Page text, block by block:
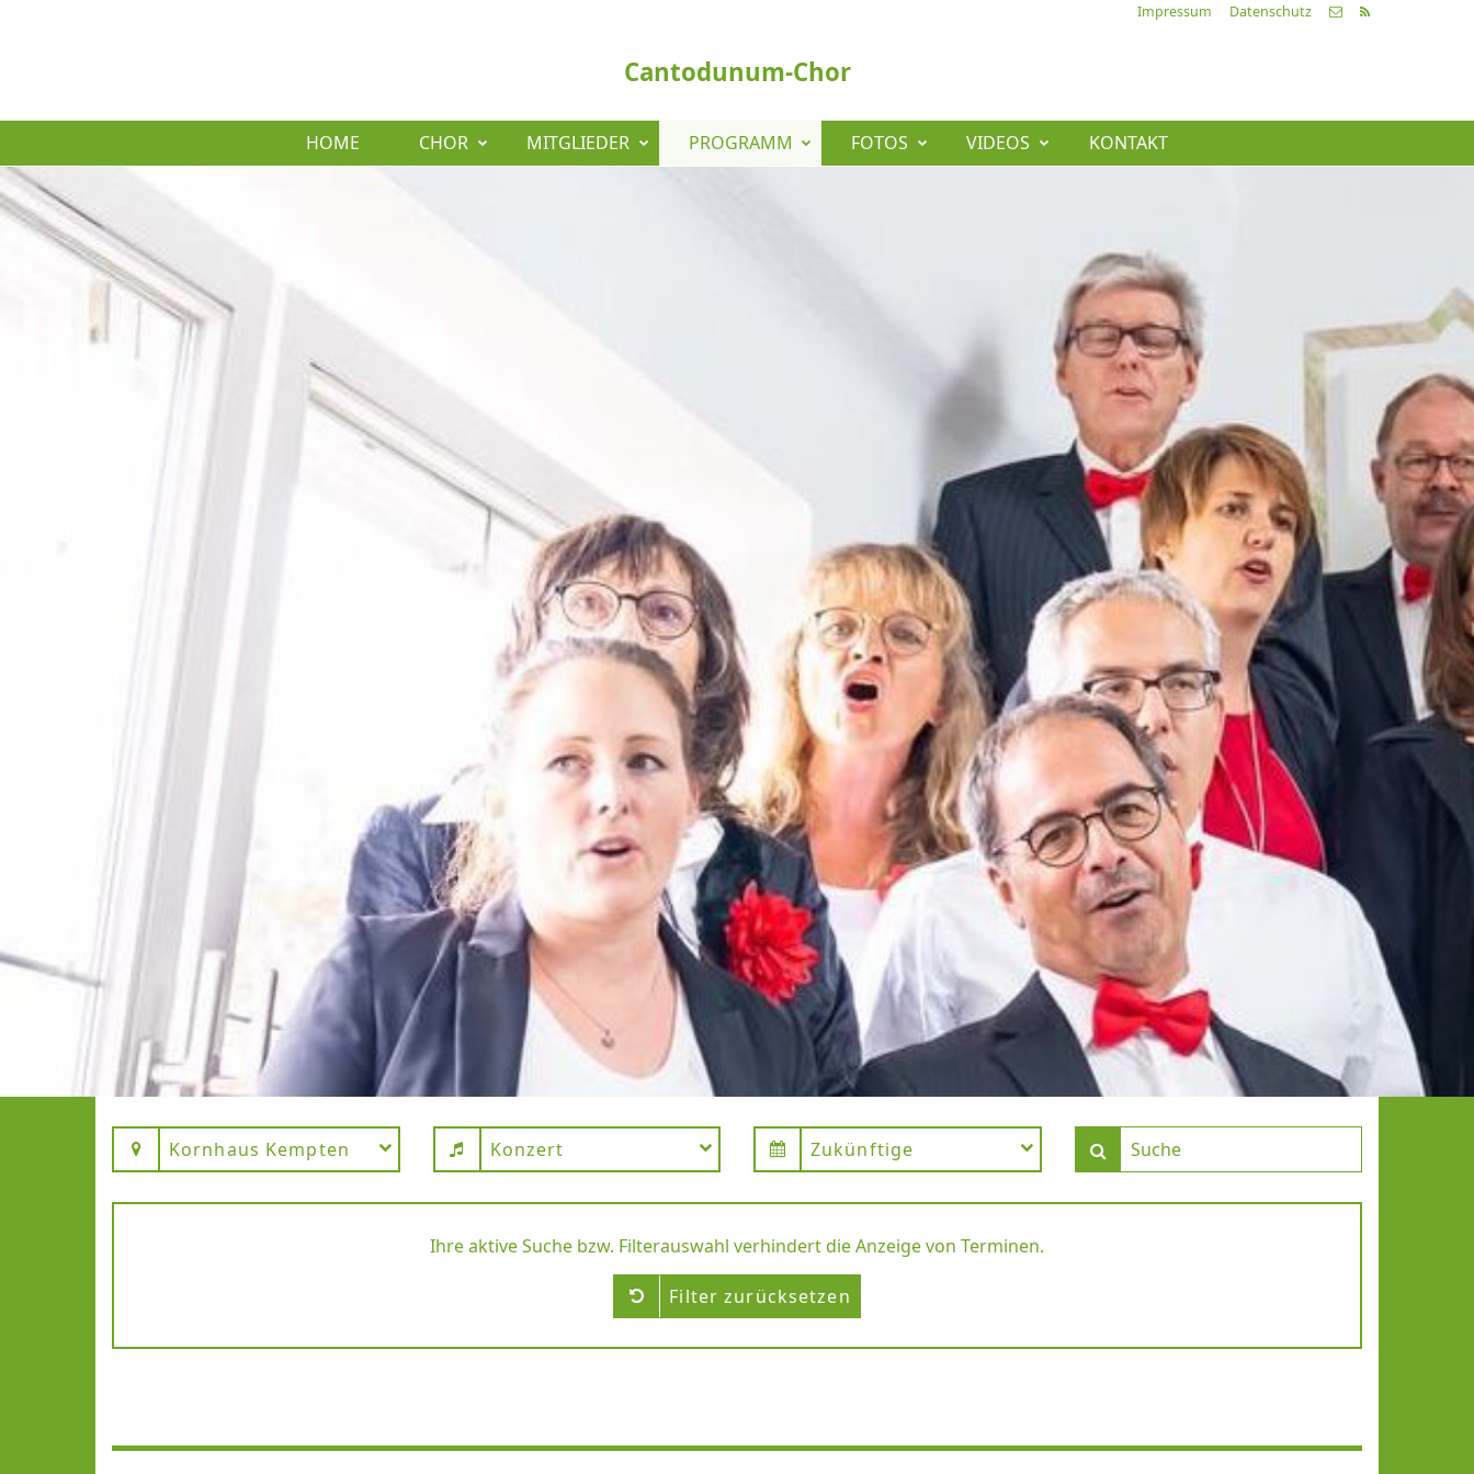
Impressum Datenschutz
Cantodunum-Chor
HOME CHOR MITGLIEDER PROGRAMM FOTOS VIDEOS KONTAKT
Kornhaus Kempten Konzert Zukünftige
Ihre aktive Suche bzw. Filterauswahl verhindert die Anzeige von Terminen.
Filter zurücksetzen